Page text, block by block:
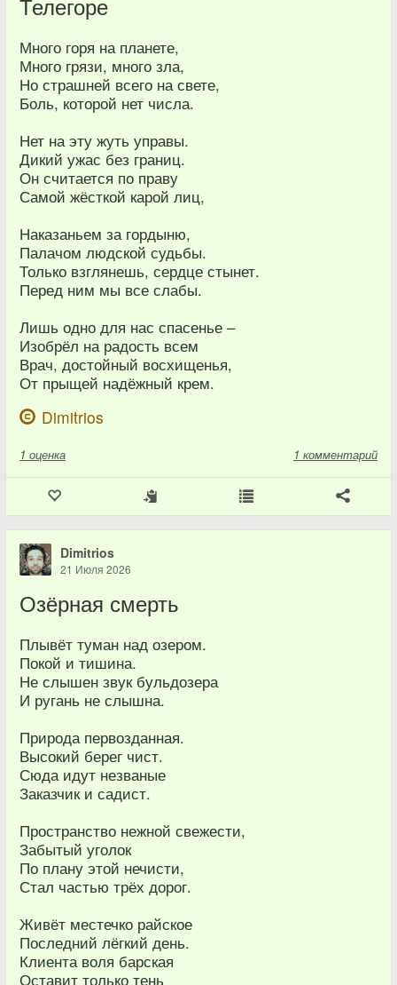
Телегоре
Много горя на планете,
Много грязи, много зла,
Но страшней всего на свете,
Боль, которой нет числа.
Нет на эту жуть управы.
Дикий ужас без границ.
Он считается по праву
Самой жёсткой карой лиц,
Наказаньем за гордыню,
Палачом людской судьбы.
Только взглянешь, сердце стынет.
Перед ним мы все слабы.
Лишь одно для нас спасенье –
Изобрёл на радость всем
Врач, достойный восхищенья,
От прыщей надёжный крем.
Dimitrios
1 оценка 1 комментарий
Dimitrios
21 Июля 2026
Озёрная смерть
Плывёт туман над озером.
Покой и тишина.
Не слышен звук бульдозера
И ругань не слышна.
Природа первозданная.
Высокий берег чист.
Сюда идут незваные
Заказчик и садист.
Пространство нежной свежести,
Забытый уголок
По плану этой нечисти,
Стал частью трёх дорог.
Живёт местечко райское
Последний лёгкий день.
Клиента воля барская
Оставит только тень